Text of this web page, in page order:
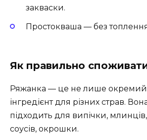
закваски.
Простокваша — без
Як правильно
Ряжанка — це не лише окремий
інгредієнт для різних страв.
підходить для випічки,
соусів, окрошки.